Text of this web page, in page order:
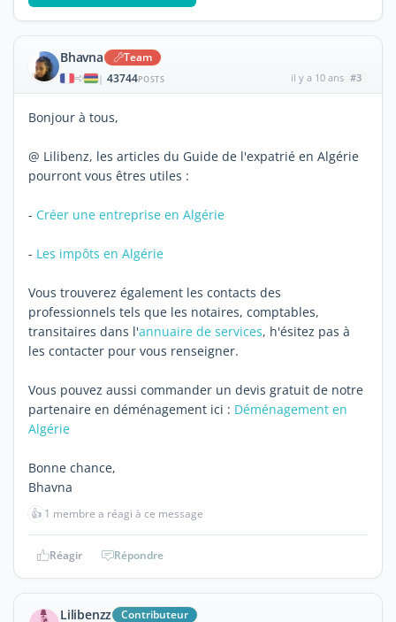
Bhavna Team
| 43744POSTS il y a 10 ans #3
Bonjour à tous,
@ Lilibenz, les articles du Guide de l'expatrié en Algérie
pourront vous êtres utiles :
- Créer une entreprise en Algérie
- Les impôts en Algérie
Vous trouverez également les contacts des
professionnels tels que les notaires, comptables,
transitaires dans l'annuaire de services, h'ésitez pas à
les contacter pour vous renseigner.
Vous pouvez aussi commander un devis gratuit de notre
partenaire en déménagement ici : Déménagement en
Algérie
Bonne chance,
Bhavna
👍 1 membre a réagi à ce message
Réagir Répondre
Lilibenzz Contributeur